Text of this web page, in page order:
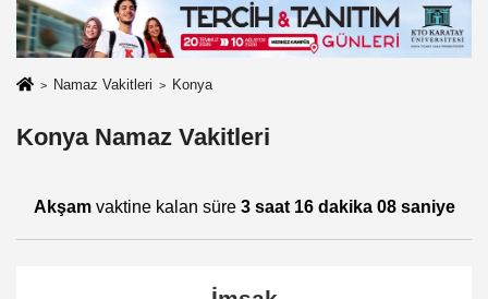
Namaz Vakitleri Konya
Konya Namaz Vakitleri
Akşamvaktine kalan süre 3 saat 16 dakika 08 saniye